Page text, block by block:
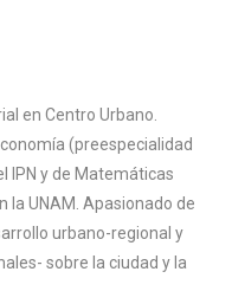
en Centro Urbano.
(preespecialidad
IPN y de Matemáticas
la UNAM. Apasionado de
urbano-regional y
sobre la ciudad y la